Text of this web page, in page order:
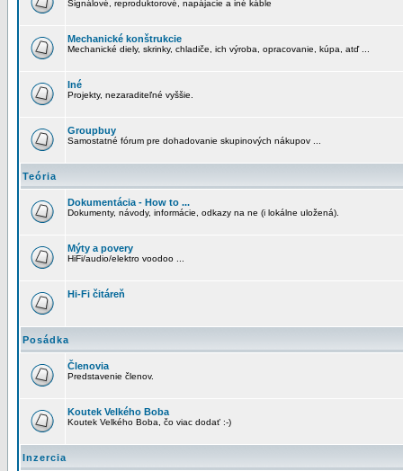
Signálové, reproduktorové, napájacie a iné káble
Mechanické konštrukcie
Mechanické diely, skrinky, chladiče, ich výroba, opracovanie, kúpa, atď ...
Iné
Projekty, nezaraditeľné vyššie.
Groupbuy
Samostatné fórum pre dohadovanie skupinových nákupov ...
Teória
Dokumentácia - How to ...
Dokumenty, návody, informácie, odkazy na ne (i lokálne uložená).
Mýty a povery
HiFi/audio/elektro voodoo ...
Hi-Fi čitáreň
Posádka
Členovia
Predstavenie členov.
Koutek Velkého Boba
Koutek Velkého Boba, čo viac dodať :-)
Inzercia